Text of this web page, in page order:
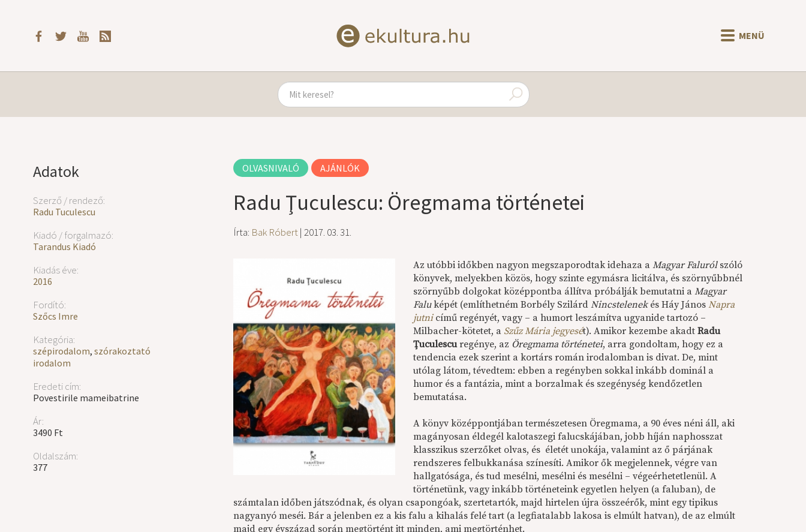
MENÜ
Adatok
Szerző / rendező:
Radu Tuculescu
Kiadó / forgalmazó:
Tarandus Kiadó
Kiadás éve:
2016
Fordító:
Szőcs Imre
Kategória:
szépirodalom, szórakoztató
irodalom
Eredeti cím:
Povestirile mameibatrine
Ár:
3490 Ft
Oldalszám:
377
OLVASNIVALÓ AJÁNLÓK
Radu Ţuculescu: Öregmama történetei
Írta: Bak Róbert| 2017. 03. 31.
Az utóbbi időkben nagyon megszaporodtak idehaza aMagyar Falurólszóló
könyvek, melyekben közös, hogy szinte egymásra licitálva, és szörnyűbbnél
szörnyűbb dolgokat középpontba állítva próbálják bemutatni aMagyar
Faluképét (említhetném Borbély SzilárdNincstelenekés Háy JánosNapra
jutnicímű regényét, vagy – a humort leszámítva ugyanide tartozó –
Milbacher-kötetet, a Szűz Mária jegyesét). Amikor kezembe akadtRadu
Ţuculescuregénye, az Öregmama történetei, arra gondoltam, hogy ez a
tendencia ezek szerint a kortárs román irodalomban is divat. De, mint
utólag látom, tévedtem: ebben a regényben sokkal inkább dominál a
humor és a fantázia, mint a borzalmak és szegénység kendőzetlen
bemutatása.
A könyv középpontjában természetesen Öregmama, a 90 éves néni áll, aki
magányosan éldegél kalotaszegi falucskájában, jobb híján naphosszat
klasszikus szerzőket olvas, és életét unokája, valamint az ő párjának
rendszeres felbukkanása színesíti. Amikor ők megjelennek, végre van
hallgatósága, és tud mesélni, mesélni és mesélni – végeérhetetlenül. A
történetünk, vagy inkább történeteink egyetlen helyen (a faluban), de
számtalan időben játszódnak, és olyan csapongóak, szertetartók, majd hirtelen újra összeérők, mint egy tipikus
nagyanyó meséi. Bár a jelenben ez a kis falu a kihalás felé tart (a legfiatalabb lakosa is elmúlt hatvan), de az elmúlt
majd egy évszázad során megtörtént itt minden, ami megtörténhet.